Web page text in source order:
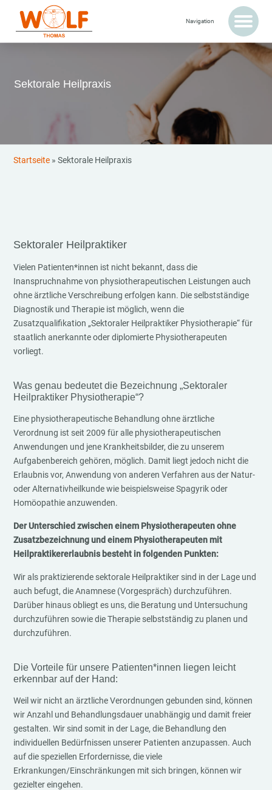
Sektorale Heilpraxis
Startseite »Sektorale Heilpraxis
Sektoraler Heilpraktiker
Vielen Patienten*innen ist nicht bekannt, dass die
Inanspruchnahme von physiotherapeutischen Leistungen auch
ohne ärztliche Verschreibung erfolgen kann. Die selbstständige
Diagnostik und Therapie ist möglich, wenn die
Zusatzqualifikation „Sektoraler Heilpraktiker Physiotherapie“ für
staatlich anerkannte oder diplomierte Physiotherapeuten
vorliegt.
Was genau bedeutet die Bezeichnung „Sektoraler
Heilpraktiker Physiotherapie“?
Eine physiotherapeutische Behandlung ohne ärztliche
Verordnung ist seit 2009 für alle physiotherapeutischen
Anwendungen und jene Krankheitsbilder, die zu unserem
Aufgabenbereich gehören, möglich. Damit liegt jedoch nicht die
Erlaubnis vor, Anwendung von anderen Verfahren aus der Natur-
oder Alternativheilkunde wie beispielsweise Spagyrik oder
Homöopathie anzuwenden.
Der Unterschied zwischen einem Physiotherapeuten ohne
Zusatzbezeichnung und einem Physiotherapeuten mit
Heilpraktikererlaubnis besteht in folgenden Punkten:
Wir als praktizierende sektorale Heilpraktiker sind in der Lage und
auch befugt, die Anamnese (Vorgespräch) durchzuführen.
Darüber hinaus obliegt es uns, die Beratung und Untersuchung
durchzuführen sowie die Therapie selbstständig zu planen und
durchzuführen.
Die Vorteile für unsere Patienten*innen liegen leicht
erkennbar auf der Hand:
Weil wir nicht an ärztliche Verordnungen gebunden sind, können
wir Anzahl und Behandlungsdauer unabhängig und damit freier
gestalten. Wir sind somit in der Lage, die Behandlung den
individuellen Bedürfnissen unserer Patienten anzupassen. Auch
auf die speziellen Erfordernisse, die viele
Erkrankungen/Einschränkungen mit sich bringen, können wir
gezielter eingehen.